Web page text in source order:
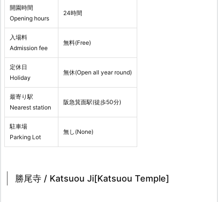
開園時間
Opening hours
24時間
入場料
Admission fee
無料(Free)
定休日
Holiday
無休(Open all year round)
最寄り駅
Nearest station
阪急箕面駅(徒歩50分)
駐車場
Parking Lot
無し(None)
勝尾寺 / Katsuou Ji[Katsuou Temple]